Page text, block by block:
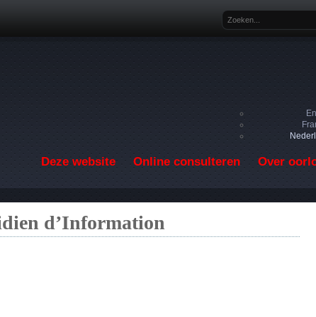
Zoekveld
Deze website Online consulteren Over
d’Information